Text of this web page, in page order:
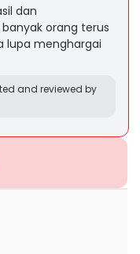
dan
orang terus
lupa menghargai
and reviewed by